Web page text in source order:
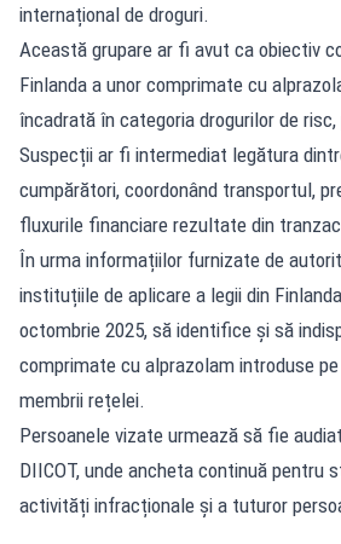
internațional de droguri.
Această grupare ar fi avut ca obiectiv
Finlanda a unor comprimate cu
încadrată în categoria drogurilor de risc,
Suspecții ar fi intermediat legătura
cumpărători, coordonând transportul,
fluxurile financiare rezultate din
În urma informațiilor furnizate de
instituțiile de aplicare a legii din
octombrie 2025, să identifice și să
comprimate cu alprazolam introduse
membrii rețelei.
Persoanele vizate urmează să fie
DIICOT, unde ancheta continuă pentru
activități infracționale și a tuturor